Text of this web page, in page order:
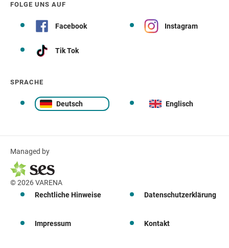
FOLGE UNS AUF
Facebook Instagram
Tik Tok
SPRACHE
Deutsch Englisch
Managed by
© 2026 VARENA
Rechtliche Hinweise
Datenschutzerklärung
Impressum Kontakt